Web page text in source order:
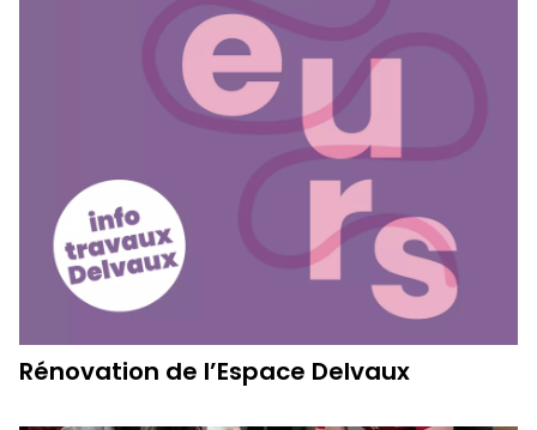
Rénovation de l’Espace Delvaux